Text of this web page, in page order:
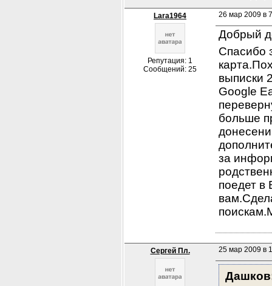
Lara1964
Репутация: 1
Сообщений: 25
26 мар 2009 в
Добрый
Спасибо
выписки
Google
больше
за
поедет в
Сергей Пл. 25 мар 2009 в